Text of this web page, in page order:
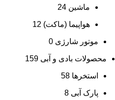
ماشین 24
هواپیما (ماکت) 12
موتور شارژی 0
محصولات بادی و آبی 159
استخرها 58
پارک آبی 8